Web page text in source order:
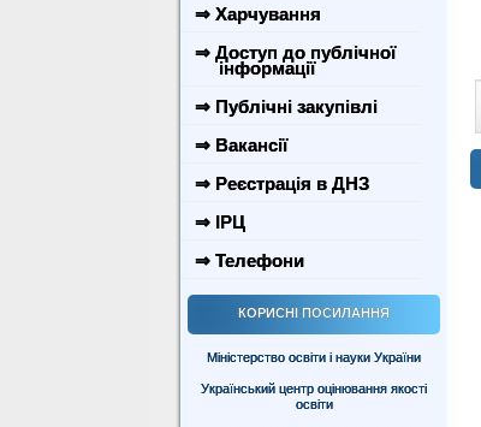
⇒ Харчування
⇒ Доступ до публічної
інформації
⇒ Публічні закупівлі
⇒ Вакансії
⇒ Реєстрація в ДНЗ
⇒ ІРЦ
⇒ Телефони
КОРИСНІ ПОСИЛАННЯ
Міністерство освіти і науки України
Український центр оцінювання якості
освіти